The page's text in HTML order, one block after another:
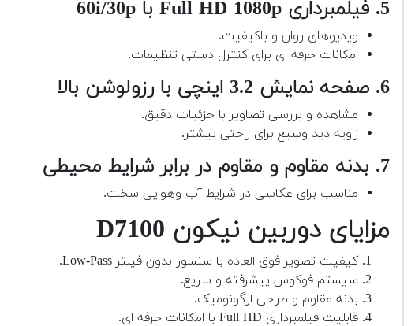
5. فیلمبرداری Full HD 1080p با 60i/30p
ویدیوهای روان و باکیفیت.
امکانات حرفه ای برای کنترل دستی تنظیمات.
6. صفحه نمایش 3.2 اینچی با رزولوشن بالا
مشاهده و بررسی تصاویر با جزئیات دقیق.
زاویه دید وسیع برای راحتی بیشتر.
7. بدنه مقاوم و مقاوم در برابر شرایط محیطی
مناسب برای عکاسی در شرایط آب وهوایی سخت.
مزایای دوربین نیکون D7100
کیفیت تصویر فوق العاده با سنسور بدون فیلتر Low-Pass.
سیستم فوکوس پیشرفته و سریع.
بدنه مقاوم و طراحی ارگونومیک.
قابلیت فیلمبرداری Full HD با امکانات حرفه ای.